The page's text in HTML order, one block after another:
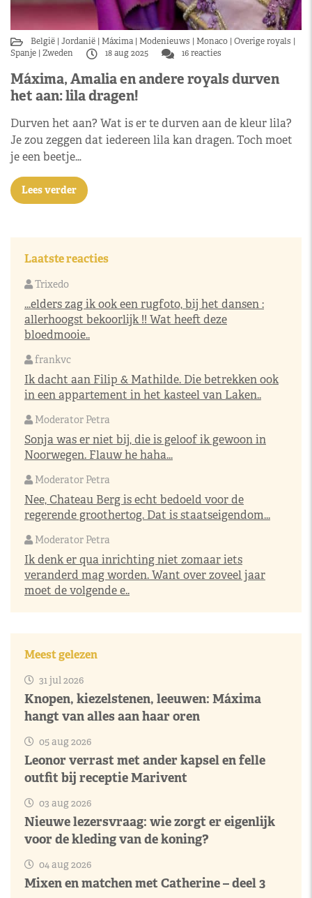
België Jordanië Máxima Modenieuws Monaco Overige royals
Spanje Zweden 18 aug 2025 16 reacties
Máxima, Amalia en andere royals durven
het aan: lila dragen!
Durven het aan? Wat is er te durven aan de kleur lila?
Je zou zeggen dat iedereen lila kan dragen. Toch moet
je een beetje…
Lees verder
Laatste reacties
Trixedo
...elders zag ik ook een rugfoto, bij het dansen :
allerhoogst bekoorlijk !! Wat heeft deze
bloedmooie..
frankvc
Ik dacht aan Filip & Mathilde. Die betrekken ook
in een appartement in het kasteel van Laken..
Moderator Petra
Sonja was er niet bij, die is geloof ik gewoon in
Noorwegen. Flauw he haha...
Moderator Petra
Nee, Chateau Berg is echt bedoeld voor de
regerende groothertog. Dat is staatseigendom...
Moderator Petra
Ik denk er qua inrichting niet zomaar iets
veranderd mag worden. Want over zoveel jaar
moet de volgende e..
Meest gelezen
31 jul 2026
Knopen, kiezelstenen, leeuwen: Máxima
hangt van alles aan haar oren
05 aug 2026
Leonor verrast met ander kapsel en felle
outfit bij receptie Marivent
03 aug 2026
Nieuwe lezersvraag: wie zorgt er eigenlijk
voor de kleding van de koning?
04 aug 2026
Mixen en matchen met Catherine – deel 3